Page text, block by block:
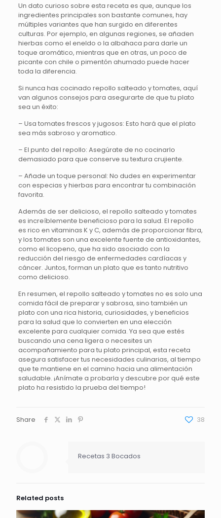
Un dato curioso sobre esta receta es que, aunque los
ingredientes principales son bastante comunes, hay
múltiples variantes que han surgido en diferentes
culturas. Por ejemplo, en algunas regiones, se añaden
hierbas como el eneldo o la albahaca para darle un
toque aromático, mientras que en otras, un poco de
picante con chile o pimentón ahumado puede hacer
toda la diferencia.
Si nunca has cocinado repollo salteado y tomates, aquí
van algunos consejos para asegurarte de que tu plato
sea un éxito:
– Usa tomates frescos y jugosos: Esto hará que el plato
sea más sabroso y aromatico.
– El punto del repollo: Asegúrate de no cocinarlo
demasiado para que conserve su textura crujiente.
– Añade un toque personal: No dudes en experimentar
con especias y hierbas para encontrar tu combinación
favorita.
Además de ser delicioso, el repollo salteado y tomates
es increíblemente beneficioso para la salud. El repollo
es rico en vitaminas K y C, además de proporcionar fibra,
y los tomates son una excelente fuente de antioxidantes,
como el licopeno, que ha sido asociado con la
reducción del riesgo de enfermedades cardíacas y
cáncer. Juntos, forman un plato que es tanto nutritivo
como delicioso.
En resumen, el repollo salteado y tomates no es solo una
comida fácil de preparar y sabrosa, sino también un
plato con una rica historia, curiosidades, y beneficios
para la salud que lo convierten en una elección
excelente para cualquier comida. Ya sea que estés
buscando una cena ligera o necesites un
acompañamiento para tu plato principal, esta receta
asegura satisfacer tus necesidades culinarias, al tiempo
que te mantiene en el camino hacia una alimentación
saludable. ¡Anímate a probarla y descubre por qué este
plato ha resistido la prueba del tiempo!
Share 38
Recetas 3 Bocados
Related posts